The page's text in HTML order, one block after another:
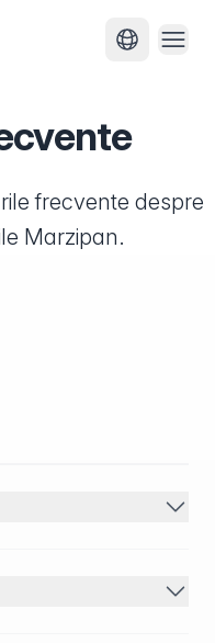
Schimbă
frecvente despre
Marzipan.